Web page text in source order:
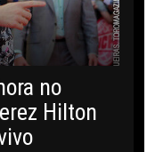
no
Hilton